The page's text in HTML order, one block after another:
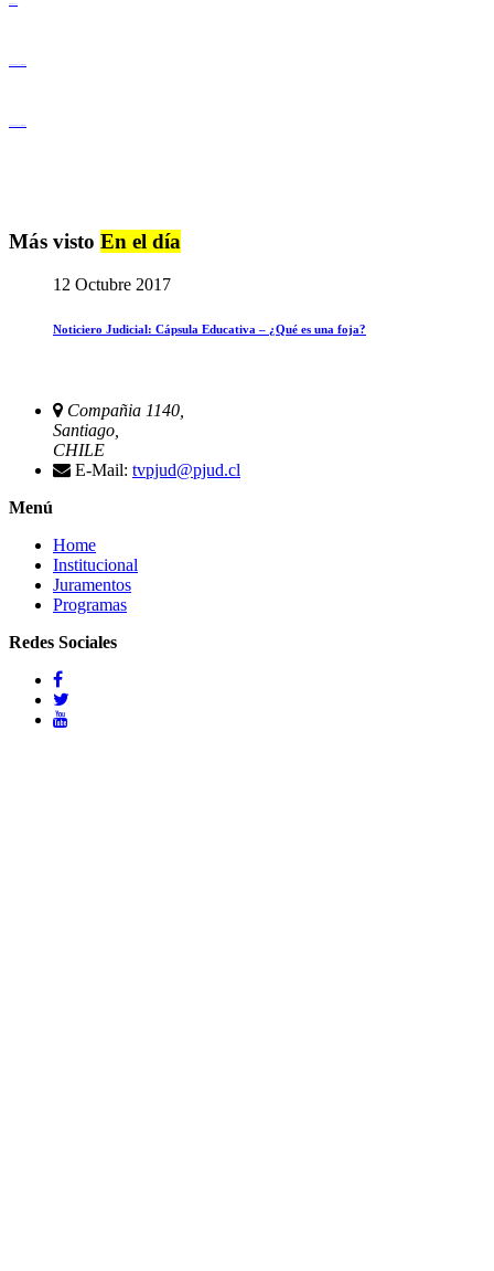
Más visto En el día
12 Octubre 2017
Noticiero Judicial: Cápsula Educativa – ¿Qué es una foja?
Compañia 1140,
Santiago,
CHILE
E-Mail: tvpjud@pjud.cl
Menú
Home
Institucional
Juramentos
Programas
Redes Sociales